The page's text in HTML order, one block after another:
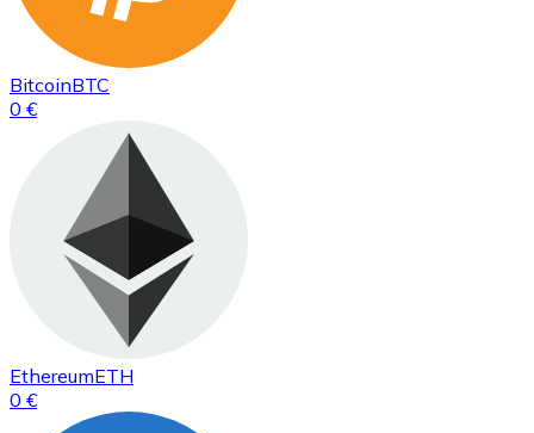
BitcoinBTC
0 €
EthereumETH
0 €